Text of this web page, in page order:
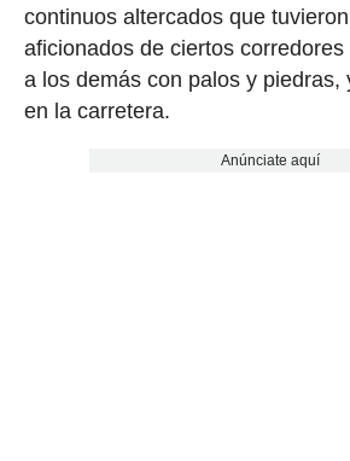
continuos altercados que
aficionados de ciertos
a los demás con palos y piedras,
en la carretera.
Anúnciate aquí